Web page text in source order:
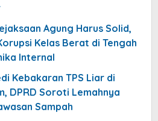
Agung Harus Solid,
Kelas Berat di Tengah
Internal
Kebakaran TPS Liar di
DPRD Soroti Lemahnya
Sampah